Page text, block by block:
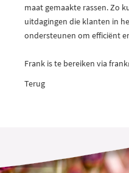
maat gemaakte rassen. Zo
uitdagingen die klanten in
ondersteunen om efficiënt
Frank is te bereiken via
Terug